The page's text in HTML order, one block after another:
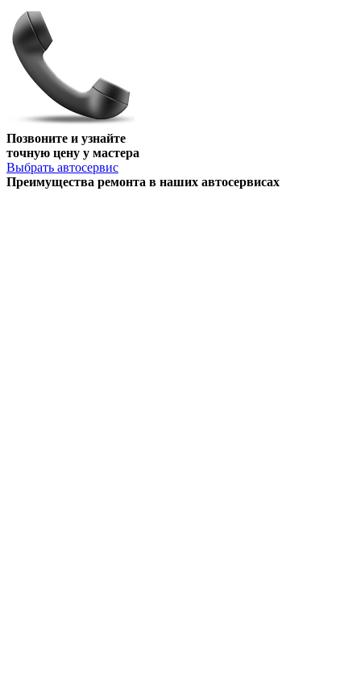
Позвоните и узнайте
точную цену у мастера
Выбрать автосервис
Преимущества ремонта в наших автосервисах